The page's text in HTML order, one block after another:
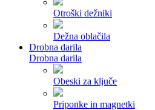
Otroški dežniki
Dežna oblačila
Drobna darila
Drobna darila
Obeski za ključe
Priponke in magnetki